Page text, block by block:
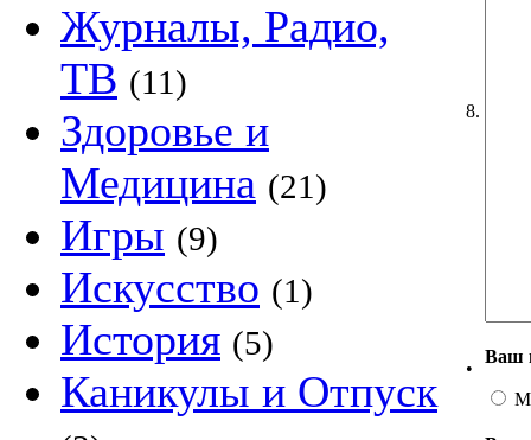
Журналы, Радио,
ТВ (11)
Здоровье и
Медицина (21)
Игры (9)
Искусство (1)
История (5)
Каникулы и Отпуск
8.
•
Ваш